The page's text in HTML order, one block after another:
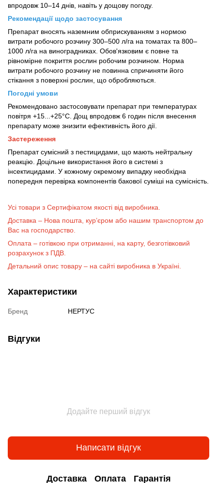
впродовж 10‒14 днів, навіть у дощову погоду.
Рекомендації щодо застосування
Препарат вносять наземним обприскуванням з нормою
витрати робочого розчину 300‒500 л/га на томатах та 800‒
1000 л/га на виноградниках. Обов'язковим є повне та
рівномірне покриття рослин робочим розчином. Норма
витрати робочого розчину не повинна спричиняти його
стікання з поверхні рослин, що обробляються.
Погодні умови
Рекомендовано застосовувати препарат при температурах
повітря +15...+25°С. Дощ впродовж 6 годин після внесення
препарату може знизити ефективність його дії.
Застереження
Препарат сумісний з пестицидами, що мають нейтральну
реакцію. Доцільне використання його в системі з
інсектицидами. У кожному окремому випадку необхідна
попередня перевірка компонентів бакової суміші на сумісність.
Усі товари з Сертифікатом якості від виробника.
Доставка – Нова пошта, кур’єром або нашим транспортом до
Вас на господарство.
Оплата – готівкою при отриманні, на карту, безготівковий
розрахунок з ПДВ.
Детальний опис товару – на сайті виробника в Україні.
Характеристики
Бренд НЕРТУС
Відгуки
Додайте перший відгук
Написати відгук
Доставка Оплата Гарантія